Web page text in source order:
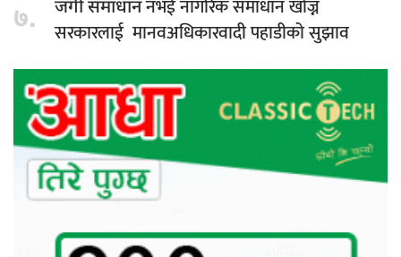
७. जंगी समाधाननभई नागरिक समाधान खोज्न
सरकारलाई मानवअधिकारवादी पहाडीको सुझाव